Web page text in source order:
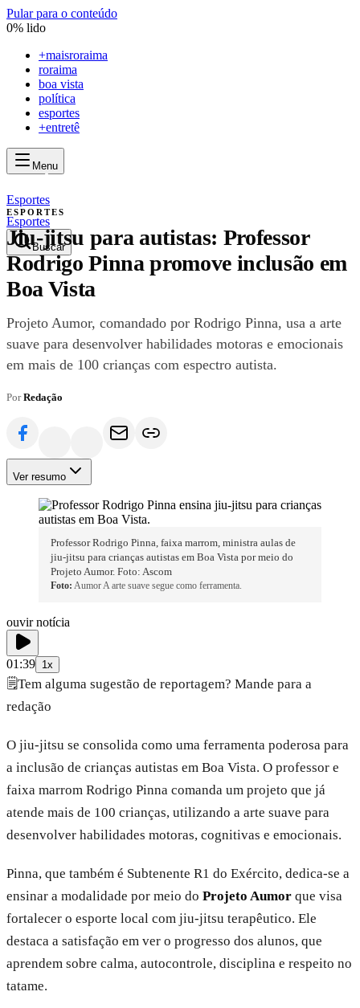
Pular para o conteúdo
0% lido
+maisroraima
roraima
boa vista
política
esportes
+entretê
Menu
maisroraima
mais
Esportes
Buscar
Esportes
ESPORTES
Jiu-jitsu para autistas: Professor
Rodrigo Pinna promove inclusão em
Boa Vista
Projeto Aumor, comandado por Rodrigo Pinna, usa a arte
suave para desenvolver habilidades motoras e emocionais
em mais de 100 crianças com espectro autista.
PorRedação
Ver resumo
Professor Rodrigo Pinna, faixa marrom, ministra aulas de
jiu-jitsu para crianças autistas em Boa Vista por meio do
Projeto Aumor. Foto: Ascom
Foto: Aumor A arte suave segue como ferramenta.
ouvir notícia
01:39 1x
🗒️Tem alguma sugestão de reportagem? Mande para a
redação
O jiu-jitsu se consolida como uma ferramenta poderosa para
a inclusão de crianças autistas em Boa Vista. O professor e
faixa marrom Rodrigo Pinna comanda um projeto que já
atende mais de 100 crianças, utilizando a arte suave para
desenvolver habilidades motoras, cognitivas e emocionais.
Pinna, que também é Subtenente R1 do Exército, dedica-se a
ensinar a modalidade por meio do Projeto Aumor que visa
fortalecer o esporte local com jiu-jitsu terapêutico. Ele
destaca a satisfação em ver o progresso dos alunos, que
aprendem sobre calma, autocontrole, disciplina e respeito no
tatame.